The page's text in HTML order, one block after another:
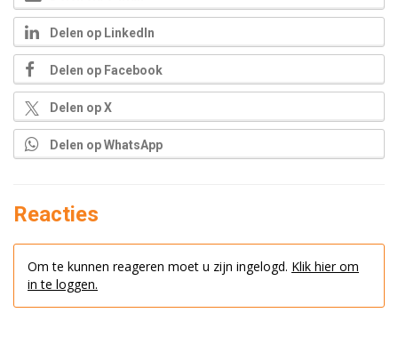
Delen op LinkedIn
Delen op Facebook
Delen op X
Delen op WhatsApp
Reacties
Om te kunnen reageren moet u zijn ingelogd. Klik hier om
in te loggen.